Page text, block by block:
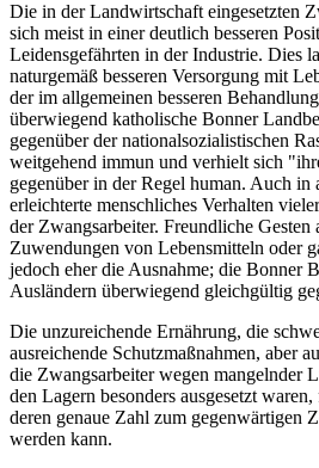
Die in der Landwirtschaft eingesetzten
sich meist in einer deutlich besseren
Leidensgefährten in der Industrie. Dies
naturgemäß besseren Versorgung mit
der im allgemeinen besseren
überwiegend katholische Bonner
gegenüber der nationalsozialistischen
weitgehend immun und verhielt sich
gegenüber in der Regel human. Auch in
erleichterte menschliches Verhalten
der Zwangsarbeiter. Freundliche Gesten
Zuwendungen von Lebensmitteln oder
jedoch eher die Ausnahme; die Bonner
Ausländern überwiegend gleichgültig
Die unzureichende Ernährung, die
ausreichende Schutzmaßnahmen, aber
die Zwangsarbeiter wegen mangelnder
den Lagern besonders ausgesetzt
deren genaue Zahl zum gegenwärtigen
werden kann.